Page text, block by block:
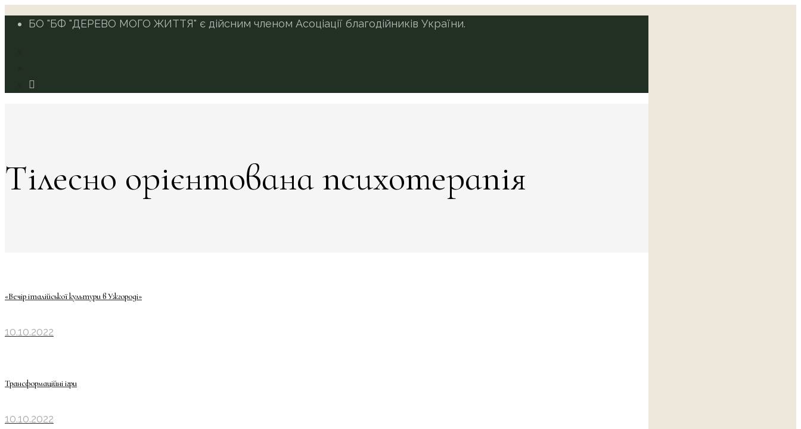
БО "БФ "ДЕРЕВО МОГО ЖИТТЯ" є дійсним членом Асоціації благодійників України.
Тілесно орієнтована психотерапія
«Вечір італійської культури в Ужгороді»
10.10.2022
Трансформаційні ігри
10.10.2022